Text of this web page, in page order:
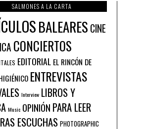
SALMONES A LA CARTA
BALEARES CINE
CONCIERTOS
EDITORIAL EL RINCÓN DE
ENTREVISTAS
Interview LIBROS Y
Music OPINIÓN PARA LEER
ESCUCHAS PHOTOGRAPHIC